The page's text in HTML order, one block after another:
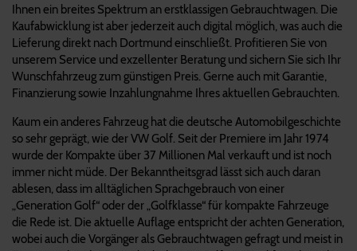
Ihnen ein breites Spektrum an erstklassigen Gebrauchtwagen. Die
Kaufabwicklung ist aber jederzeit auch digital möglich, was auch die
Lieferung direkt nach Dortmund einschließt. Profitieren Sie von
unserem Service und exzellenter Beratung und sichern Sie sich Ihr
Wunschfahrzeug zum günstigen Preis. Gerne auch mit Garantie,
Finanzierung sowie Inzahlungnahme Ihres aktuellen Gebrauchten.
Kaum ein anderes Fahrzeug hat die deutsche Automobilgeschichte
so sehr geprägt, wie der VW Golf. Seit der Premiere im Jahr 1974
wurde der Kompakte über 37 Millionen Mal verkauft und ist noch
immer nicht müde. Der Bekanntheitsgrad lässt sich auch daran
ablesen, dass im alltäglichen Sprachgebrauch von einer
„Generation Golf“ oder der „Golfklasse“ für kompakte Fahrzeuge
die Rede ist. Die aktuelle Auflage entspricht der achten Generation,
wobei auch die Vorgänger als Gebrauchtwagen gefragt und meist in